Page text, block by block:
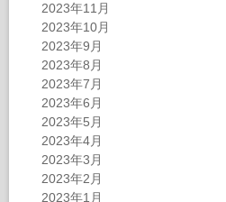
2023年11月
2023年10月
2023年9月
2023年8月
2023年7月
2023年6月
2023年5月
2023年4月
2023年3月
2023年2月
2023年1月